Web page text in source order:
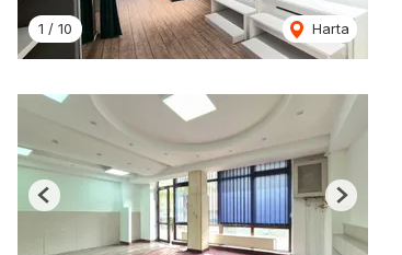
1 / 10 Harta
Previous Next